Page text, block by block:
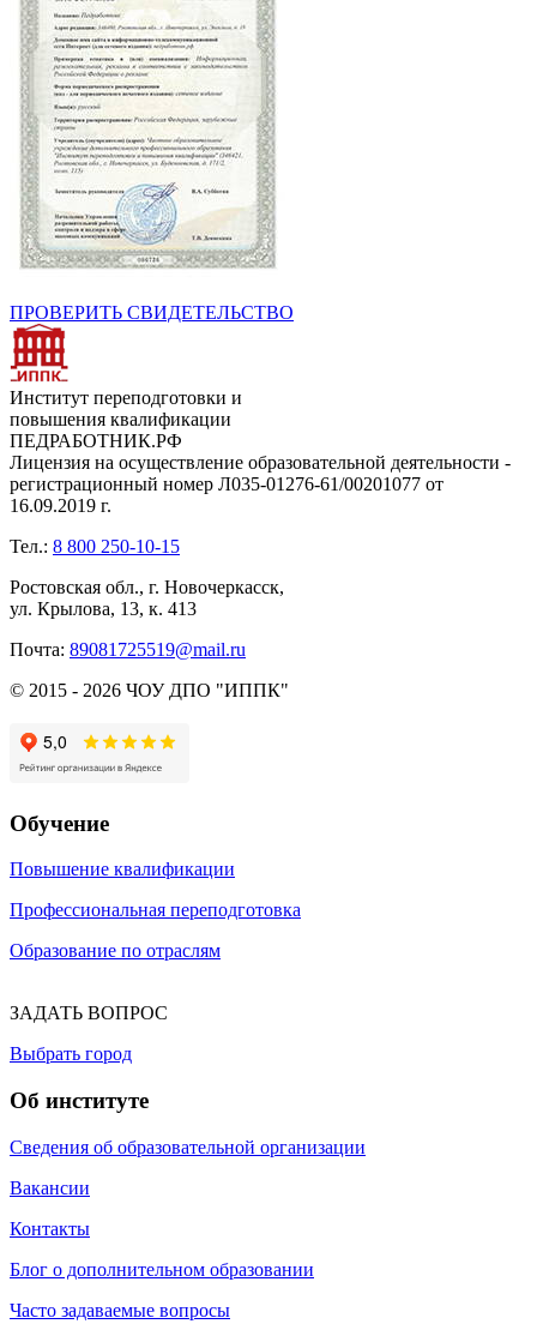
ПРОВЕРИТЬ СВИДЕТЕЛЬСТВО
Институт переподготовки и
повышения квалификации
ПЕДРАБОТНИК.РФ
Лицензия на осуществление образовательной деятельности -
регистрационный номер Л035-01276-61/00201077 от
16.09.2019 г.
Тел.: 8 800 250-10-15
Ростовская обл., г. Новочеркасск,
ул. Крылова, 13, к. 413
Почта: 89081725519@mail.ru
© 2015 - 2026 ЧОУ ДПО "ИППК"
Обучение
Повышение квалификации
Профессиональная переподготовка
Образование по отраслям
ЗАДАТЬ ВОПРОС
Выбрать город
Об институте
Сведения об образовательной организации
Вакансии
Контакты
Блог о дополнительном образовании
Часто задаваемые вопросы